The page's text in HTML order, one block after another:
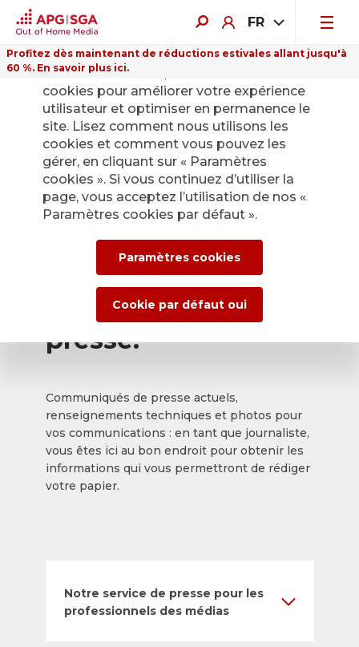
FR
Profitez dès maintenant de réductions estivales allant jusqu'à
60 %. En savoir plus ici.
Retour
Service de presse
d’APG|SGA pour les
actualités et les
communiqués de
presse.
Communiqués de presse actuels,
renseignements techniques et photos pour
vos communications : en tant que journaliste,
vous êtes ici au bon endroit pour obtenir les
informations qui vous permettront de rédiger
votre papier.
Notre service de presse pour les
professionnels des médias
Sur ce site Internet, nous utilisons des
cookies pour améliorer votre expérience
utilisateur et optimiser en permanence le
site. Lisez comment nous utilisons les
cookies et comment vous pouvez les
gérer, en cliquant sur « Paramètres
cookies ». Si vous continuez d’utiliser la
page, vous acceptez l’utilisation de nos «
Paramètres cookies par défaut ».
Paramètres cookies
Cookie par défaut oui